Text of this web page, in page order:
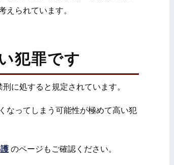
えられています。
犯罪です
に処すると規定されています。
なってしまう可能性が極めて高い犯
のページもご確認ください。